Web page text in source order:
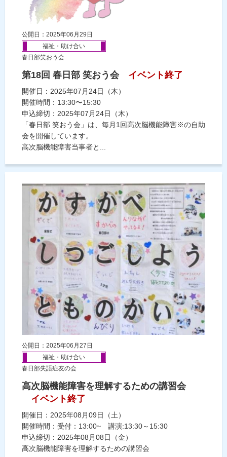
公開日：2025年06月29日
福祉・助け合い
春日部笑おう会
第18回 春日部 笑おう会 イベント終了
開催日：2025年07月24日（木）
開催時間：13:30〜15:30
申込締切：2025年07月24日（木）
「春日部 笑おう会」は、毎月1回高次脳機能障害※の自助
会を開催しています。
高次脳機能障害当事者と...
公開日：2025年06月27日
福祉・助け合い
春日部失語症友の会
高次脳機能障害を理解するための講習会
イベント終了
開催日：2025年08月09日（土）
開催時間：受付：13:00~ 講演:13:30～15:30
申込締切：2025年08月08日（金）
高次脳機能障害を理解するための講習会